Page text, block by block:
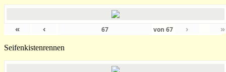
« ‹ von67 › »
Seifenkistenrennen